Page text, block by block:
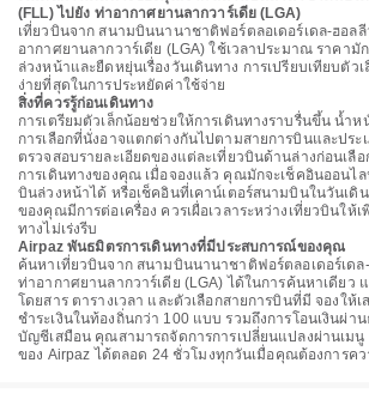
(FLL) ไปยัง ท่าอากาศยานลากวาร์เดีย (LGA)
เที่ยวบินจาก สนามบินนานาชาติฟอร์ตลอเดอร์เดล-ฮอลลี
อากาศยานลากวาร์เดีย (LGA) ใช้เวลาประมาณ ราคา
ล่วงหน้าและยืดหยุ่นเรื่องวันเดินทาง การเปรียบเทียบตัว
ง่ายที่สุดในการประหยัดค่าใช้จ่าย
สิ่งที่ควรรู้ก่อนเดินทาง
การเตรียมตัวเล็กน้อยช่วยให้การเดินทางราบรื่นขึ้น น้ำ
การเลือกที่นั่งอาจแตกต่างกันไปตามสายการบินและประ
ตรวจสอบรายละเอียดของแต่ละเที่ยวบินด้านล่างก่อนเลื
การเดินทางของคุณ เมื่อจองแล้ว คุณมักจะเช็คอินออนไ
บินล่วงหน้าได้ หรือเช็คอินที่เคาน์เตอร์สนามบินในวันเดิ
ของคุณมีการต่อเครื่อง ควรเผื่อเวลาระหว่างเที่ยวบินให้เ
ทางไม่เร่งรีบ
Airpaz พันธมิตรการเดินทางที่มีประสบการณ์ของคุณ
ค้นหาเที่ยวบินจาก สนามบินนานาชาติฟอร์ตลอเดอร์เดล
ท่าอากาศยานลากวาร์เดีย (LGA) ได้ในการค้นหาเดียว
โดยสาร ตารางเวลา และตัวเลือกสายการบินที่มี จองให้
ชำระเงินในท้องถิ่นกว่า 100 แบบ รวมถึงการโอนเงินผ่า
บัญชีเสมือน คุณสามารถจัดการการเปลี่ยนแปลงผ่านเม
ของ Airpaz ได้ตลอด 24 ชั่วโมงทุกวันเมื่อคุณต้องการคว